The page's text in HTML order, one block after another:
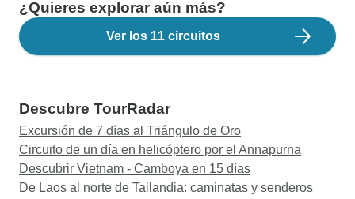
¿Quieres explorar aún más?
Ver los 11 circuitos
Descubre TourRadar
Excursión de 7 días al Triángulo de Oro
Circuito de un día en helicóptero por el Annapurna
Descubrir Vietnam - Camboya en 15 días
De Laos al norte de Tailandia: caminatas y senderos